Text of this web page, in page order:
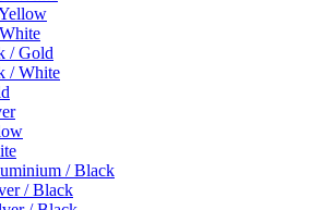
/ Gold
/ White
/ Black
/ Black